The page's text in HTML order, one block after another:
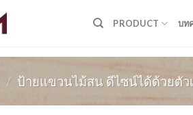
PRODUCT บท
/ ป้ายแขวนไม้สน ดีไซน์ได้ด้วยตัวเ